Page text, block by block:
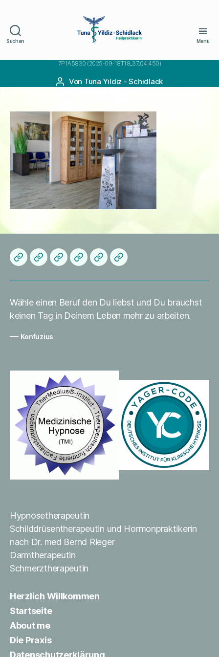
Suchen
Schidlack
Menü
7P1A5830 (2025-09-18T18_37_04.450)
Beitragsautor
Von Tuna Yildiz - Schidlack
HerzlichStartseite
AboutDie
Datenschutzerklärung
Impressum
Wähle einen Beruf den Du liebst und Du brauchst
keinen Tag in Deinem Leben mehr zu arbeiten.
— Konfuzius
Hypnosetherapeutin
Schilddrüsentherapeutin und Hormonpraktikerin
nach Dr. med Bernd Rieger
Darmtherapeutin
Schmerztherapeutin
Herzlich Willkommen
Startseite
About me
Die Praxis
Datenschutzerklärung